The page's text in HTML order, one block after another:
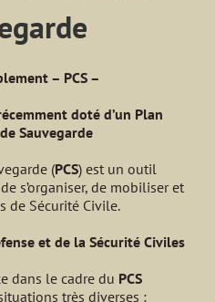
– PCS –
doté d’un Plan
Sauvegarde
(PCS) est un outil
s’organiser, de mobiliser et
de Sécurité Civile.
et de la Sécurité Civiles
dans le cadre du PCS
très diverses :